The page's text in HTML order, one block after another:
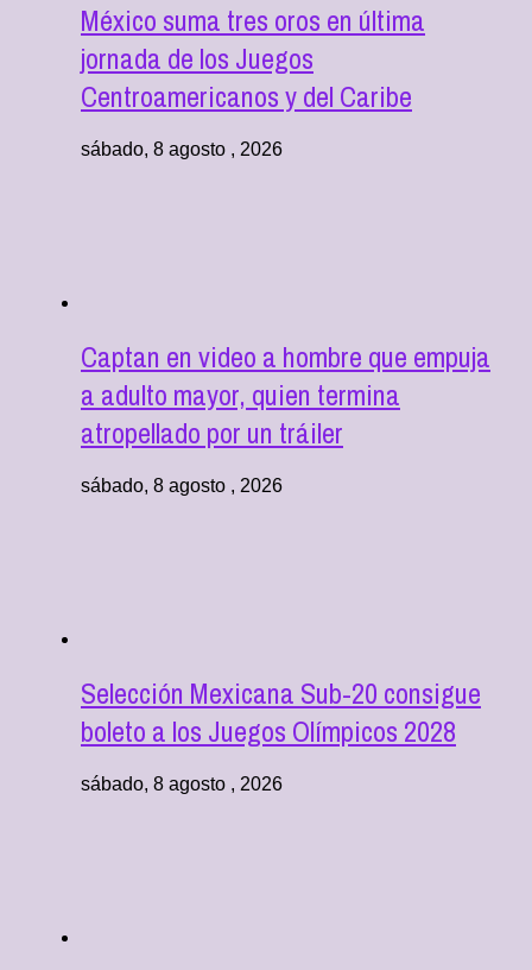
México suma tres oros en última
jornada de los Juegos
Centroamericanos y del Caribe
sábado, 8 agosto , 2026
Captan en video a hombre que empuja
a adulto mayor, quien termina
atropellado por un tráiler
sábado, 8 agosto , 2026
Selección Mexicana Sub-20 consigue
boleto a los Juegos Olímpicos 2028
sábado, 8 agosto , 2026